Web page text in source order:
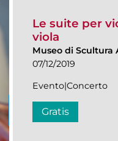
Le suite per
viola
Museo di Scultura
07/12/2019
Evento|Concerto
Gratis